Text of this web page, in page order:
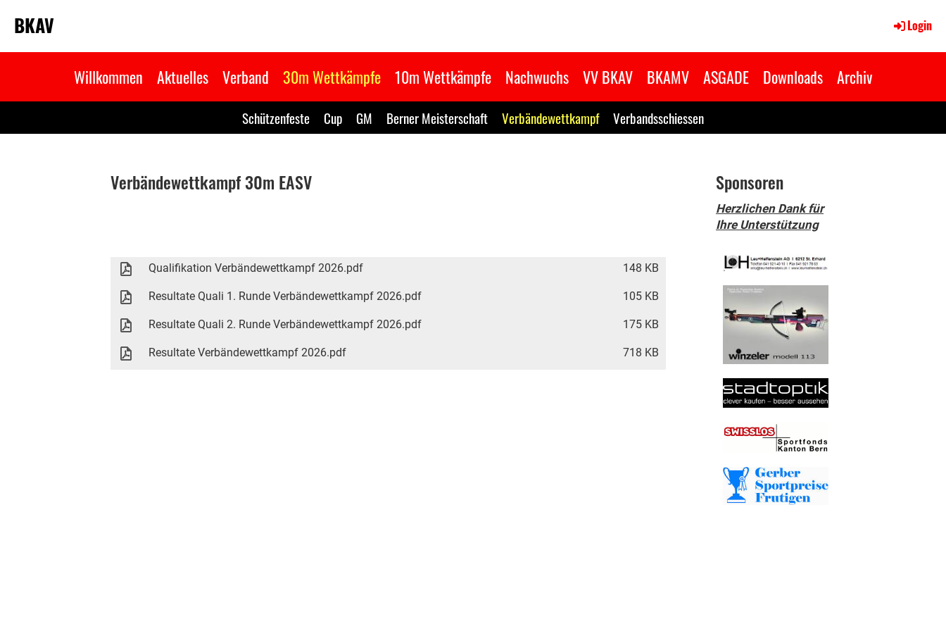
BKAV Login
Willkommen Aktuelles Verband 30m Wettkämpfe 10m Wettkämpfe Nachwuchs VV BKAV BKAMV ASGADE Downloads Archiv
Schützenfeste Cup GM Berner Meisterschaft Verbändewettkampf Verbandsschiessen
Verbändewettkampf 30m EASV
Qualifikation Verbändewettkampf 2026.pdf 148 KB
Resultate Quali 1. Runde Verbändewettkampf 2026.pdf 105 KB
Resultate Quali 2. Runde Verbändewettkampf 2026.pdf 175 KB
Resultate Verbändewettkampf 2026.pdf 718 KB
Sponsoren
Herzlichen Dank für
Ihre Unterstützung